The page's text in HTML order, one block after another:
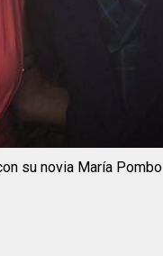
su novia María Pombo